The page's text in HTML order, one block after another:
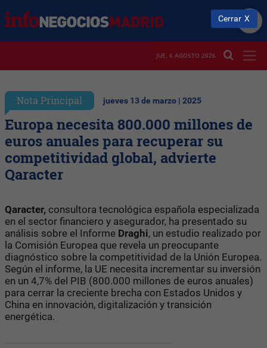
JUE. 6 AGOSTO 2026
Nota Principal jueves 13 de marzo | 2025
Europa necesita 800.000 millones de
euros anuales para recuperar su
competitividad global, advierte
Qaracter
Qaracter, consultora tecnológica española especializada
en el sector financiero y asegurador, ha presentado su
análisis sobre el Informe Draghi, un estudio realizado por
la Comisión Europea que revela un preocupante
diagnóstico sobre la competitividad de la Unión Europea.
Según el informe, la UE necesita incrementar su inversión
en un 4,7% del PIB (800.000 millones de euros anuales)
para cerrar la creciente brecha con Estados Unidos y
China en innovación, digitalización y transición
energética.
Cerrar